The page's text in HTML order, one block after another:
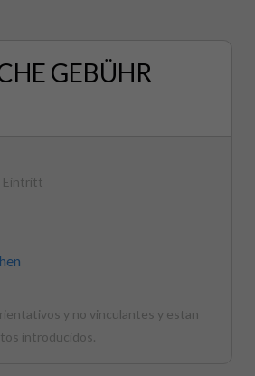
GEBÜHR
Eintritt
y no vinculantes y estan
introducidos.